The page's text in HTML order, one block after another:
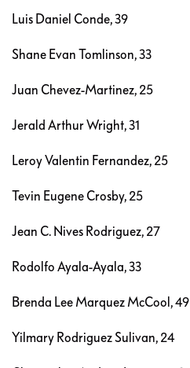
Luis Daniel Conde, 39
Shane Evan Tomlinson, 33
Juan Chevez-Martinez, 25
Jerald Arthur Wright, 31
Leroy Valentin Fernandez, 25
Tevin Eugene Crosby, 25
Jean C. Nives Rodriguez, 27
Rodolfo Ayala-Ayala, 33
Brenda Lee Marquez McCool, 49
Yilmary Rodriguez Sulivan, 24